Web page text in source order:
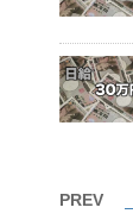
PREV